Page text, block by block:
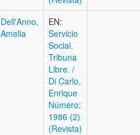
Dell'Anno,
Amelia
EN:
Servicio
Social.
Tribuna
Libre. /
Di Carlo,
Enrique
Número:
1986 (2)
(Revista)